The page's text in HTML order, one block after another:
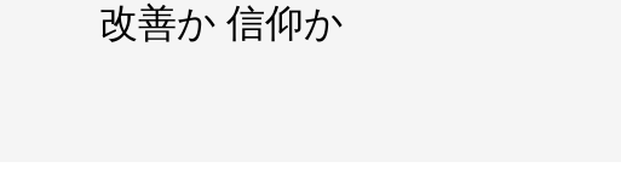
改善か 信仰か